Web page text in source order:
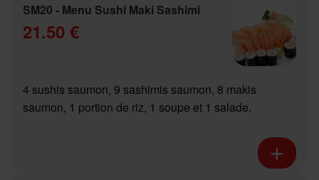
SM20 - Menu Sushi Maki Sashimi
21.50 €
4 sushis saumon, 9 sashimis saumon, 8 makis
saumon, 1 portion de riz, 1 soupe et 1 salade.